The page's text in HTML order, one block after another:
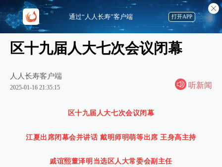
区十九届人大七次会议闭幕
人人长寿客户端
2025-01-16 21:35:15 听新闻
区十九届人大七次会议闭幕
江夏出席闭幕会并讲话 戴明师明萌等出席 王身高主持
戚谊熙董泽明当选区人大常委会副主任
通过“人人长寿”客户端 打开APP